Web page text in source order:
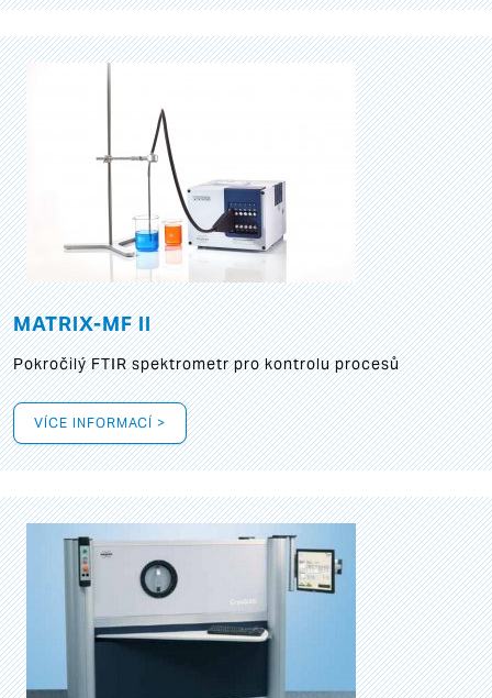
MATRIX-MF II
Pokročilý FTIR spektrometr pro kontrolu procesů
VÍCE INFORMACÍ >